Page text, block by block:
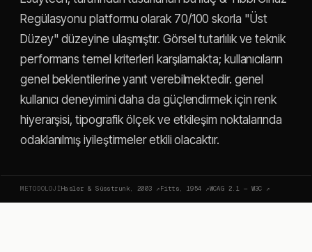
Regülasyonu platformu olarak 70/100 skorla "Üst
Düzey" düzeyine ulaşmıştır. Görsel tutarlılık ve teknik
performans temel kriterleri karşılamakta; kullanıcıların
genel beklentilerine yanıt verebilmektedir. genel
kullanıcı deneyimini daha da güçlendirmek için renk
hiyerarşisi, tipografik ölçek ve etkileşim noktalarında
odaklanılmış iyileştirmeler etkili olacaktır.
METODOLOJIHasler & Süsstrunk, 2003 ↗Fitts, 1954 ↗WCAG 2.1 — W3C ↗